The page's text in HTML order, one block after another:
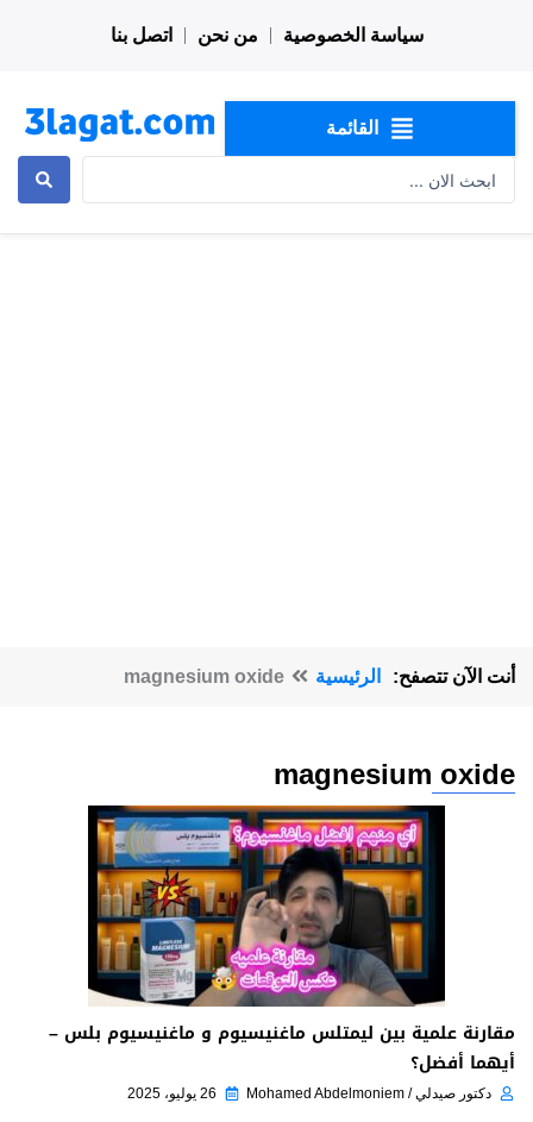
سياسة الخصوصية من نحن اتصل بنا
القائمة
أنت الآن تتصفح: الرئيسية magnesium oxide
magnesium oxide
مقارنة علمية بين ليمتلس ماغنيسيوم و ماغنيسيوم بلس –
أيهما أفضل؟
دكتور صيدلي / Mohamed Abdelmoniem 26 يوليو، 2025